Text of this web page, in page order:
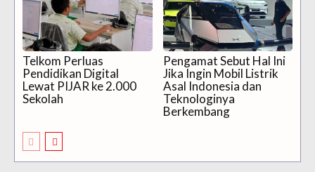
Telkom Perluas
Pendidikan Digital
Lewat PIJAR ke 2.000
Sekolah
Pengamat Sebut Hal Ini
Jika Ingin Mobil Listrik
Asal Indonesia dan
Teknologinya
Berkembang